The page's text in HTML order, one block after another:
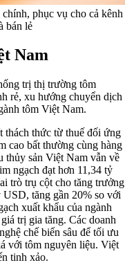
phục vụ cho cả kênh
bán lẻ
Nam
trị thị trường tôm
rẻ, xu hướng chuyển dịch
tôm Việt Nam.
thách thức từ thuế đối ứng
cao bất thường cùng hàng
thủy sản Việt Nam vẫn về
ngạch đạt hơn 11,34 tỷ
trò trụ cột cho tăng trưởng
tăng gần 20% so với
xuất khẩu của ngành
trị gia tăng. Các doanh
chế biến sâu để tối ưu
với tôm nguyên liệu. Việt
tinh xảo.